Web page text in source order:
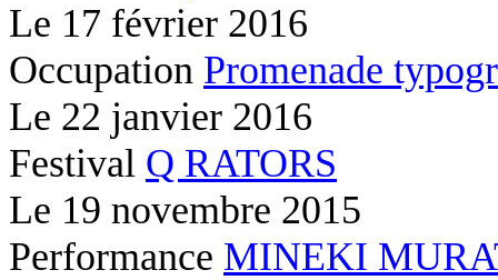
Le 17 février 2016
Occupation Promenade
Le 22 janvier 2016
Festival Q RATORS
Le 19 novembre 2015
Performance MINEKI